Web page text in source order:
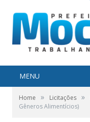
MENU
Home » Licitações »
Gêneros Alimentícios)